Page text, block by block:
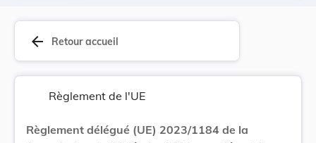
arrow_back Retour accueil
Règlement de l'UE
Règlement délégué (UE) 2023/1184 de la